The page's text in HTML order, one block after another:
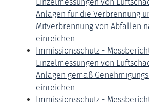
Anlagen für die Verbrennung
Mitverbrennung von Abfällen
einreichen
Immissionsschutz -
Einzelmessungen von
Anlagen gemäß
einreichen
Immissionsschutz -